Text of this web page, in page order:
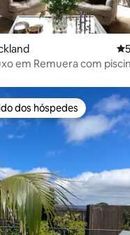
de 5, 11 avaliações
5
em Remuera com
preferidos dos
dos hóspedes